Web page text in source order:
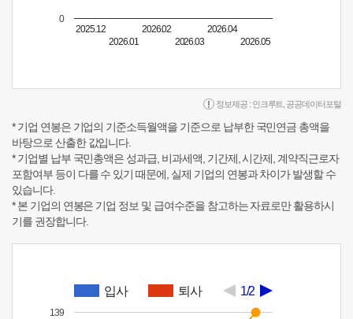
2025.12
2026.01
2026.02
2026.03
2026.04
2026.05
0
정보제공 : 인크루트 공공데이터포털
* 기업 연봉은 기업의 기준소득월액을 기준으로 납부한 국민연금 총액을
바탕으로 산출한 값입니다.
* 기업별 납부 국민총액은 성과급, 비과세액, 기간제, 시간제, 계약직근로자
포함여부 등이 다를 수 있기 때문에, 실제 기업의 연봉과 차이가 발생할 수
있습니다.
* 본 기업의 연봉은 기업 정보 및 급여수준을 참고하는 자료로만 활용하시
기를 권장합니다.
입사 퇴사 1/2
139